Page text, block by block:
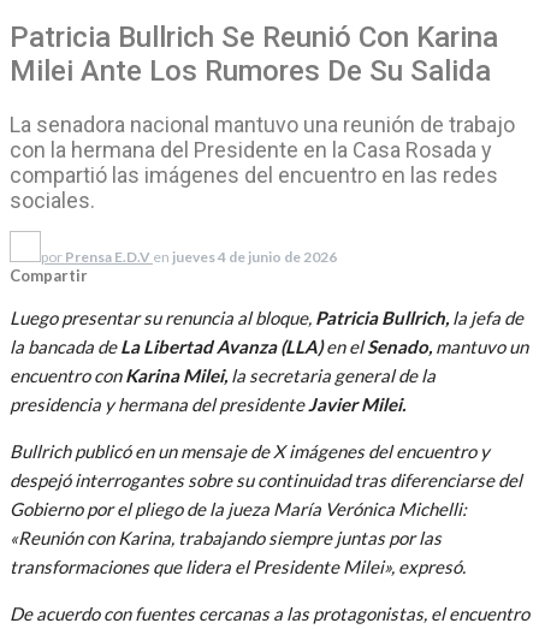
Patricia Bullrich Se Reunió Con Karina
Milei Ante Los Rumores De Su Salida
La senadora nacional mantuvo una reunión de trabajo
con la hermana del Presidente en la Casa Rosada y
compartió las imágenes del encuentro en las redes
sociales.
por Prensa E.D.V en jueves 4 de junio de 2026
Compartir
Luego presentar su renuncia al bloque, Patricia Bullrich, la jefa de
la bancada deLa Libertad Avanza (LLA)en elSenado, mantuvo un
encuentro conKarina Milei, la secretaria general de la
presidencia y hermana del presidenteJavier Milei.
Bullrich publicó en un mensaje de X imágenes del encuentro y
despejó interrogantes sobre su continuidad tras diferenciarse del
Gobierno por el pliego de la jueza María Verónica Michelli:
«Reunión con Karina, trabajando siempre juntas por las
transformaciones que lidera el Presidente Milei», expresó.
De acuerdo con fuentes cercanas a las protagonistas, el encuentro